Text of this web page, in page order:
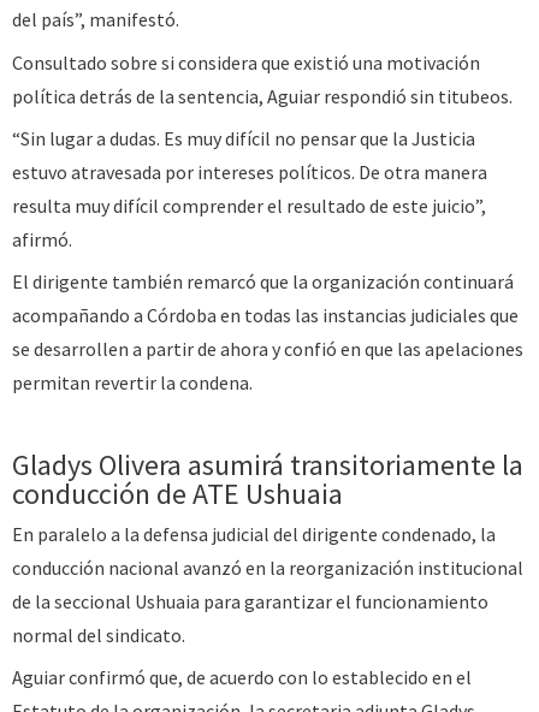
del país”, manifestó.
Consultado sobre si considera que existió una motivación
política detrás de la sentencia, Aguiar respondió sin titubeos.
“Sin lugar a dudas. Es muy difícil no pensar que la Justicia
estuvo atravesada por intereses políticos. De otra manera
resulta muy difícil comprender el resultado de este juicio”,
afirmó.
El dirigente también remarcó que la organización continuará
acompañando a Córdoba en todas las instancias judiciales que
se desarrollen a partir de ahora y confió en que las apelaciones
permitan revertir la condena.
Gladys Olivera asumirá transitoriamente la
conducción de ATE Ushuaia
En paralelo a la defensa judicial del dirigente condenado, la
conducción nacional avanzó en la reorganización institucional
de la seccional Ushuaia para garantizar el funcionamiento
normal del sindicato.
Aguiar confirmó que, de acuerdo con lo establecido en el